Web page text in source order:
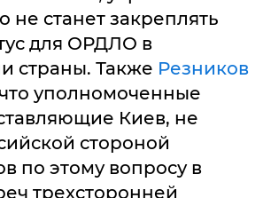
не станет закреплять
для ОРДЛО в
страны. Также Резников
уполномоченные
Киев, не
стороной
по этому вопросу в
трехсторонней